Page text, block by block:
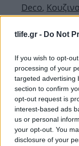
tlife.gr - Do Not
If you wish to opt-
processing of your
targeted advertising
section to confirm
opt-out request is
interest-based ads
us or personal
your opt-out. You
disclosure of your
Deco,
5 στοιχεία
σου
ΔΙΑΦΗΜΙΣΗ